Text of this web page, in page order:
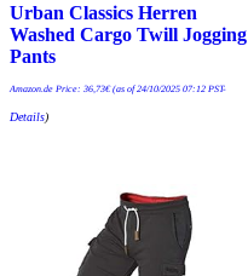
Urban Classics Herren
Washed Cargo Twill Jogging
Pants
Amazon.de Price: 36,73€(as of 24/10/2025 07:12 PST-
Details)